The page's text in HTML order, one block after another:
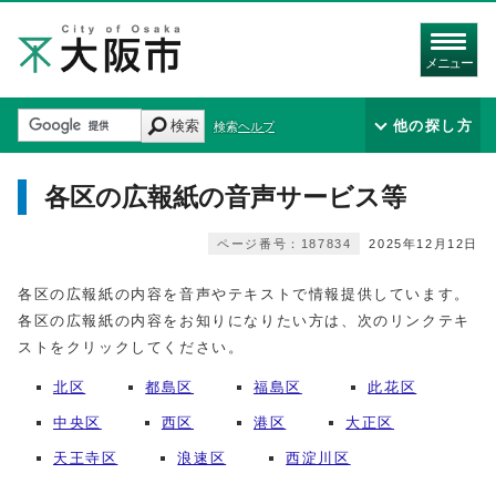
メニュー
検索 検索ヘルプ 他の探し方
各区の広報紙の音声サービス等
2025年12月12日
ページ番号：187834
各区の広報紙の内容を音声やテキストで情報提供しています。
各区の広報紙の内容をお知りになりたい方は、次のリンクテキ
ストをクリックしてください。
北区 都島区 福島区 此花区
中央区 西区 港区 大正区
天王寺区 浪速区 西淀川区